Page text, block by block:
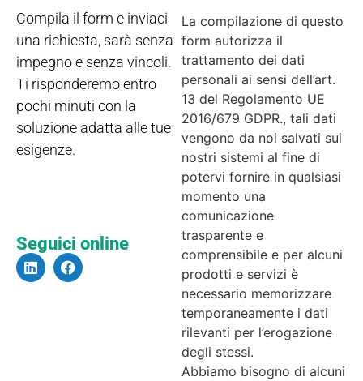
Compila il form e inviaci
una richiesta, sarà senza
impegno e senza vincoli.
Ti risponderemo entro
pochi minuti con la
soluzione adatta alle tue
esigenze.
Seguici online
La compilazione di questo
form autorizza il
trattamento dei dati
personali ai sensi dell’art.
13 del Regolamento UE
2016/679 GDPR., tali dati
vengono da noi salvati sui
nostri sistemi al fine di
potervi fornire in qualsiasi
momento una
comunicazione
trasparente e
comprensibile e per alcuni
prodotti e servizi è
necessario memorizzare
temporaneamente i dati
rilevanti per l’erogazione
degli stessi.
Abbiamo bisogno di alcuni